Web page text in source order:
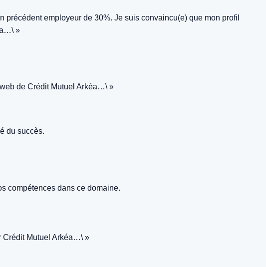
employeur de 30%. Je suis convaincu(e) que mon profil
»
web de Crédit Mutuel Arkéa…\ »
du succès.
compétences dans ce domaine.
Crédit Mutuel Arkéa…\ »